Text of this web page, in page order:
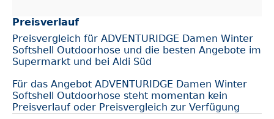
Preisverlauf
Preisvergleich für ADVENTURIDGE Damen Winter
Softshell Outdoorhose und die besten Angebote im
Supermarkt und bei Aldi Süd
Für das Angebot ADVENTURIDGE Damen Winter
Softshell Outdoorhose steht momentan kein
Preisverlauf oder Preisvergleich zur Verfügung